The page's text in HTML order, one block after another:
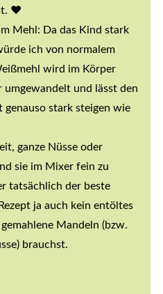
❤️
Mehl: Da das Kind stark
ich von normalem
wird im Körper
umgewandelt und lässt den
genauso stark steigen wie
ganze Nüsse oder
sie im Mixer fein zu
tatsächlich der beste
ja auch kein entöltes
Mandeln (bzw.
brauchst.